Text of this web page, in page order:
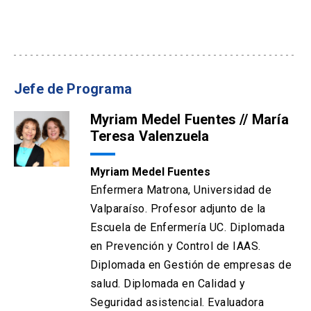
Jefe de Programa
Myriam Medel Fuentes // María
Teresa Valenzuela
Myriam Medel Fuentes
Enfermera Matrona, Universidad de
Valparaíso. Profesor adjunto de la
Escuela de Enfermería UC. Diplomada
en Prevención y Control de IAAS.
Diplomada en Gestión de empresas de
salud. Diplomada en Calidad y
Seguridad asistencial. Evaluadora